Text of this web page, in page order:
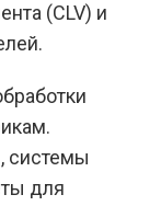
(CLV) и
системы
для